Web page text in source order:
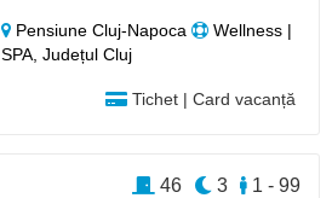
Pensiune Cluj-Napoca
Wellness |
SPA, Județul Cluj
Tichet | Card vacanță
1 - 99
3
46